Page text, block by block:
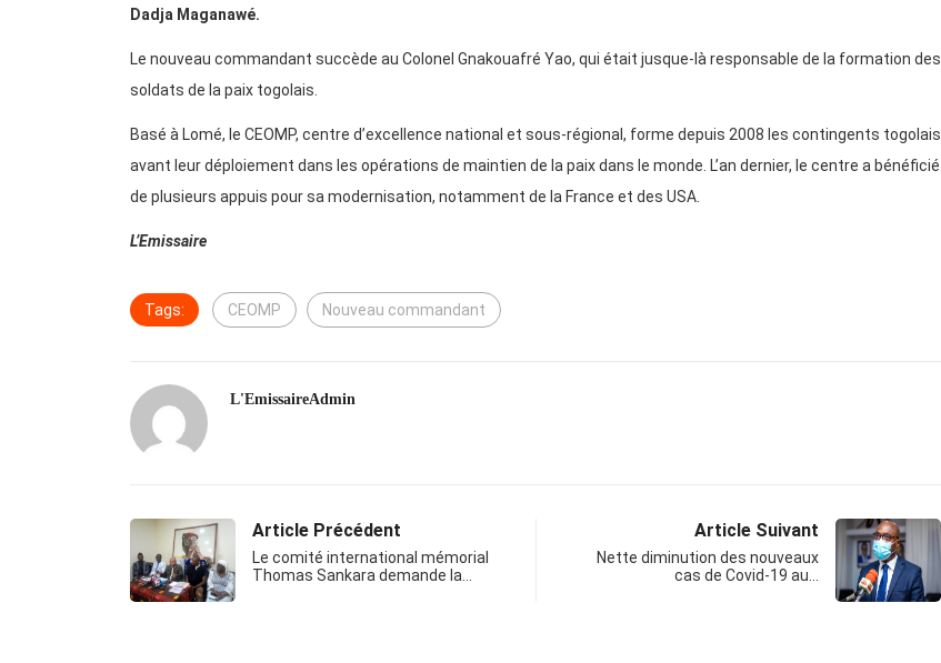
Dadja Maganawé.
Le nouveau commandant succède au Colonel Gnakouafré Yao, qui était jusque-là responsable de la formation des
soldats de la paix togolais.
Basé à Lomé, le CEOMP, centre d’excellence national et sous-régional, forme depuis 2008 les contingents togolais
avant leur déploiement dans les opérations de maintien de la paix dans le monde. L’an dernier, le centre a bénéficié
de plusieurs appuis pour sa modernisation, notamment de la France et des USA.
L’Emissaire
Tags: CEOMP Nouveau commandant
L'EmissaireAdmin
Article Précédent
Le comité international mémorial
Thomas Sankara demande la…
Article Suivant
Nette diminution des nouveaux
cas de Covid-19 au…